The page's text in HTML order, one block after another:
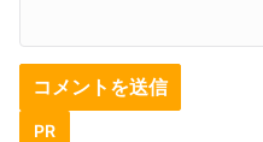
PR